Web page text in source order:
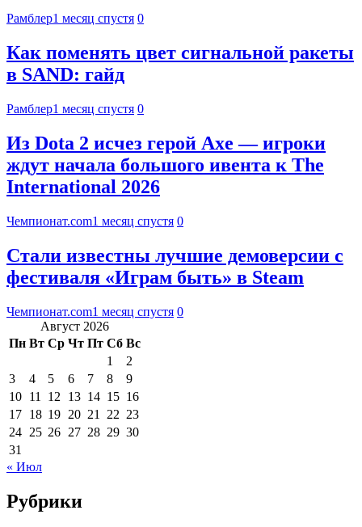
Рамблер1 месяц спустя 0
Как поменять цвет сигнальной ракеты
в SAND: гайд
Рамблер1 месяц спустя 0
Из Dota 2 исчез герой Axe — игроки
ждут начала большого ивента к The
International 2026
Чемпионат.com1 месяц спустя 0
Стали известны лучшие демоверсии с
фестиваля «Играм быть» в Steam
Чемпионат.com1 месяц спустя 0
Август 2026
Пн Вт Ср Чт Пт Сб Вс
1
2
3
4 5 6 7 8
9
10 11 12 13 14 15 16
17 18 19 20 21 22 23
24 25 26 27 28 29 30
31
« Июл
Рубрики